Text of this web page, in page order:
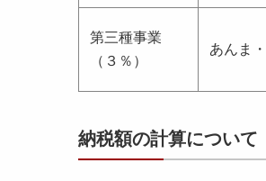
第三種事業
（３％）
あんま
納税額の計算について